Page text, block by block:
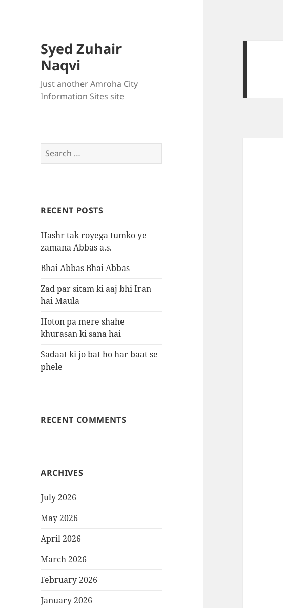
Syed Zuhair
Naqvi
Just another Amroha City
Information Sites site
Search
for:
RECENT POSTS
Hashr tak royega tumko ye
zamana Abbas a.s.
Bhai Abbas Bhai Abbas
Zad par sitam ki aaj bhi Iran
hai Maula
Hoton pa mere shahe
khurasan ki sana hai
Sadaat ki jo bat ho har baat se
phele
RECENT COMMENTS
ARCHIVES
July 2026
May 2026
April 2026
March 2026
February 2026
January 2026